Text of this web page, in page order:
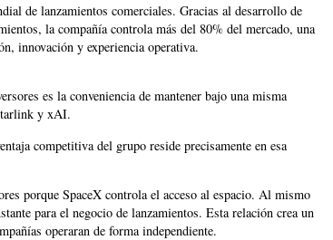
de lanzamientos comerciales. Gracias al desarrollo de
la compañía controla más del 80% del mercado, una
innovación y experiencia operativa.
es la conveniencia de mantener bajo una misma
y xAI.
competitiva del grupo reside precisamente en esa
porque SpaceX controla el acceso al espacio. Al mismo
para el negocio de lanzamientos. Esta relación crea un
operaran de forma independiente.